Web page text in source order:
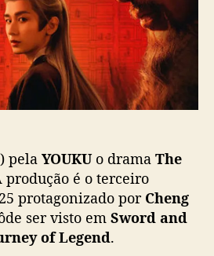
l
i
c
a
ç
u
e
r
v
i
a
r
s
u
p
pela YOUKUo drama The
produção é o terceiro
protagonizado por Cheng
ser visto em Sword and
of Legend.